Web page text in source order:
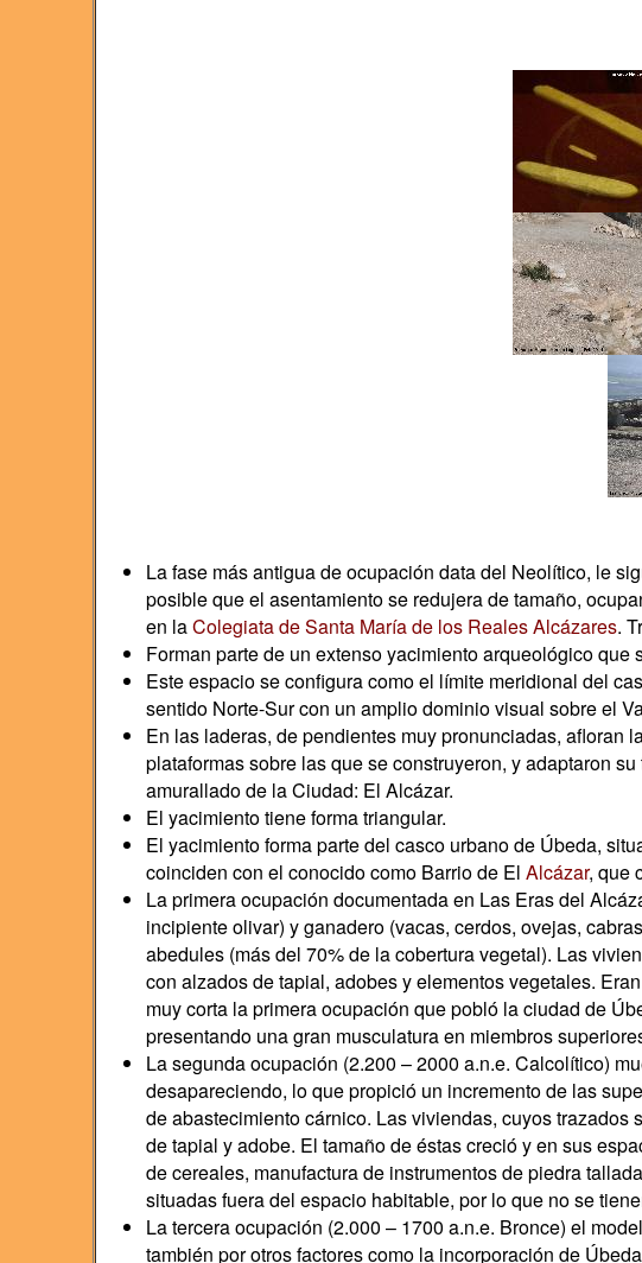
La fase más antigua de ocupación data del Neolítico, le
posible que el asentamiento se redujera de tamaño,
en laColegiata de Santa María de los Reales Alcázares.
Forman parte de un extenso yacimiento arqueológico
Este espacio se configura como el límite meridional del
sentido Norte-Sur con un amplio dominio visual sobre el
En las laderas, de pendientes muy pronunciadas, afloran
plataformas sobre las que se construyeron, y adaptaron
amurallado de la Ciudad: El Alcázar.
El yacimiento tiene forma triangular.
El yacimiento forma parte del casco urbano de Úbeda,
coinciden con el conocido como Barrio de El Alcázar, que
La primera ocupación documentada en Las Eras del
incipiente olivar) y ganadero (vacas, cerdos, ovejas,
abedules (más del 70% de la cobertura vegetal). Las
con alzados de tapial, adobes y elementos vegetales.
muy corta la primera ocupación que pobló la ciudad de
presentando una gran musculatura en miembros
La segunda ocupación (2.200 – 2000 a.n.e. Calcolítico)
desapareciendo, lo que propició un incremento de las
de abastecimiento cárnico. Las viviendas, cuyos
de tapial y adobe. El tamaño de éstas creció y en sus
de cereales, manufactura de instrumentos de piedra
situadas fuera del espacio habitable, por lo que no se
La tercera ocupación (2.000 – 1700 a.n.e. Bronce) el
también por otros factores como la incorporación de